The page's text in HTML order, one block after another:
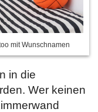
mit Wunschnamen
in die
Wer keinen